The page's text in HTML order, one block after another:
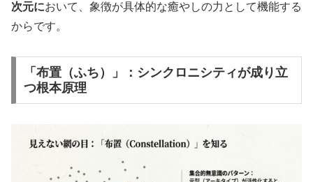
次元において、象徴が具体的な癒やしの力として機能する
からです。
「布置（ふち）」：シンクロニシティが成り立
つ根本原理